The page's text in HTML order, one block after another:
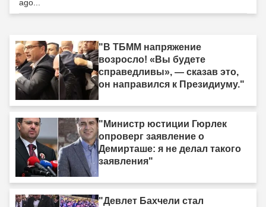
ago...
"В ТБММ напряжение
возросло! «Вы будете
справедливы», — сказав это,
он направился к Президиуму."
"Министр юстиции Гюрлек
опроверг заявление о
Демирташе: я не делал такого
заявления"
"Девлет Бахчели стал